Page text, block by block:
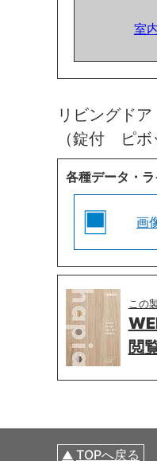
室
リビングド
（錠付 ピボ
各種データ・
画
この
閲
TOPへ戻る